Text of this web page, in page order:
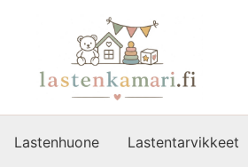
Lastenhuone Lastentarvikkeet